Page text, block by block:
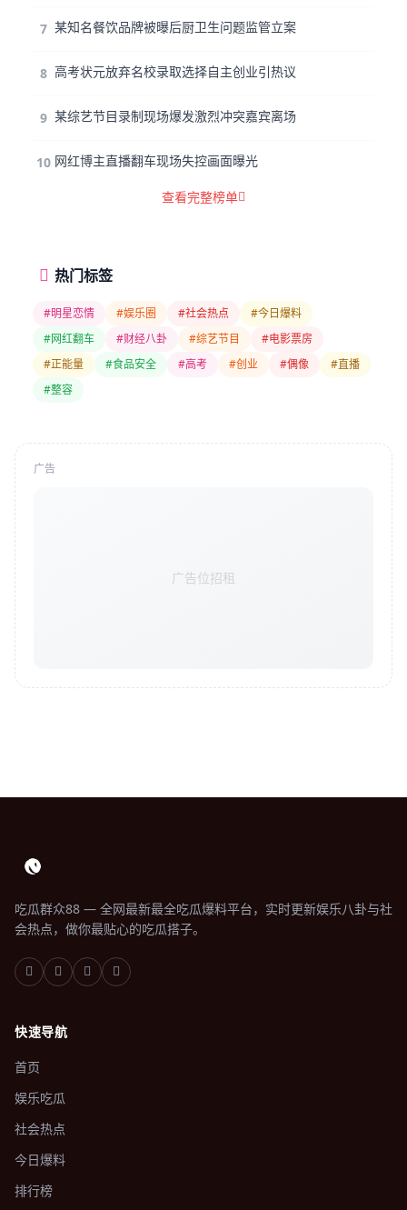
7 某知名餐饮品牌被曝后厨卫生问题监管立案
8 高考状元放弃名校录取选择自主创业引热议
9 某综艺节目录制现场爆发激烈冲突嘉宾离场
10 网红博主直播翻车现场失控画面曝光
查看完整榜单
热门标签
#明星恋情 #娱乐圈 #社会热点
#今日爆料
#网红翻车
#财经八卦 #综艺节目
#电影票房
#正能量
#食品安全 #高考 #创业 #偶像
#直播
#整容
广告
广告位招租
吃瓜群众88 — 全网最新最全吃瓜爆料平台，实时更新娱乐八卦与社
会热点，做你最贴心的吃瓜搭子。
快速导航
首页
娱乐吃瓜
社会热点
今日爆料
排行榜